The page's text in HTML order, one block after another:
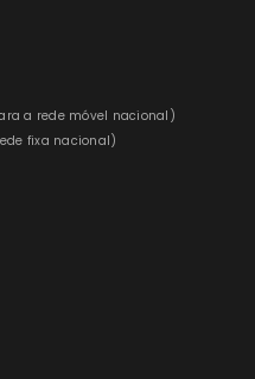
a rede móvel nacional)
fixa nacional)